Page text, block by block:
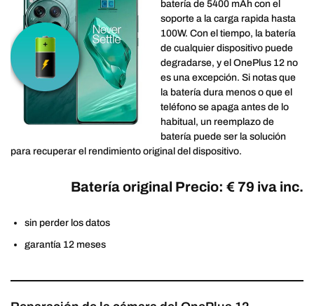
batería de 5400 mAh con el
soporte a la carga rapida hasta
100W. Con el tiempo, la batería
de cualquier dispositivo puede
degradarse, y el OnePlus 12 no
es una excepción. Si notas que
la batería dura menos o que el
teléfono se apaga antes de lo
habitual, un reemplazo de
batería puede ser la solución
para recuperar el rendimiento original del dispositivo.
Batería original Precio: € 79 iva inc.
sin perder los datos
garantía 12 meses